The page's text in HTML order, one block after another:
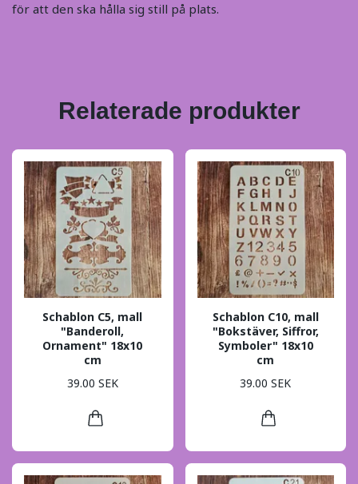
för att den ska hålla sig still på plats.
Relaterade produkter
Schablon C5, mall
"Banderoll,
Ornament" 18x10
cm
39.00 SEK
Schablon C10, mall
"Bokstäver, Siffror,
Symboler" 18x10
cm
39.00 SEK